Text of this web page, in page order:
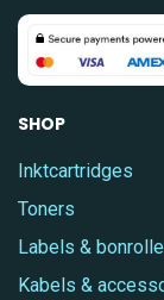
SHOP
Inktcartridges
Toners
Labels &
Kabels &